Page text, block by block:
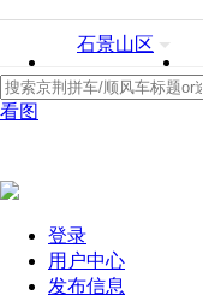
石景山区
看图
登录
用户中心
发布信息